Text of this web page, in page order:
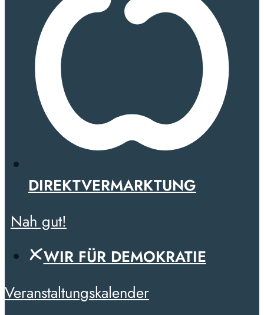
DIREKTVERMARKTUNG
Nah gut!
WIR FÜR DEMOKRATIE
Veranstaltungskalender